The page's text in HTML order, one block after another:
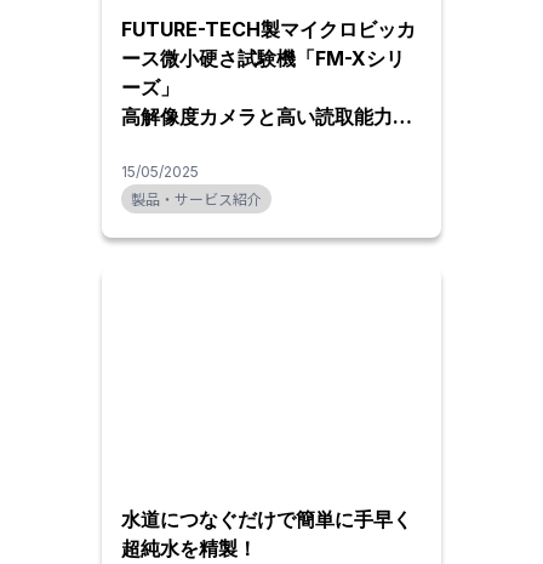
FUTURE-TECH製マイクロビッカ
ース微小硬さ試験機「FM-Xシリ
ーズ」
高解像度カメラと高い読取能力を
15/05/2025
製品・サービス紹介
水道につなぐだけで簡単に手早く
超純水を精製！